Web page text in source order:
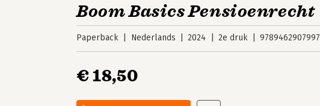
Boom Basics Pensioenrecht
Paperback Nederlands 2024 2e druk 9789462907997
€ 18,50